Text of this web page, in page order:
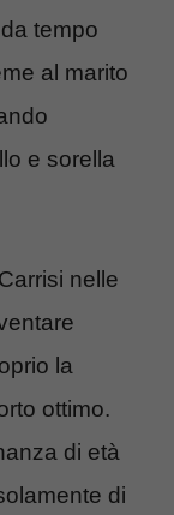
tempo
al marito
e sorella
nelle
la
ottimo.
di età
di